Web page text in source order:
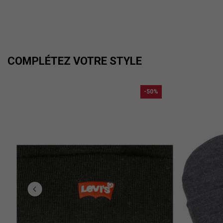
COMPLÉTEZ VOTRE STYLE
-50%